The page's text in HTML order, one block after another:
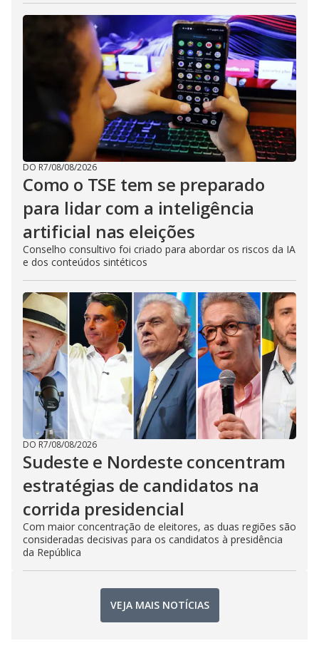
DO R7/08/08/2026
Como o TSE tem se preparado
para lidar com a inteligência
artificial nas eleições
Conselho consultivo foi criado para abordar os riscos da IA
e dos conteúdos sintéticos
DO R7/08/08/2026
Sudeste e Nordeste concentram
estratégias de candidatos na
corrida presidencial
Com maior concentração de eleitores, as duas regiões são
consideradas decisivas para os candidatos à presidência
da República
VEJA MAIS NOTÍCIAS